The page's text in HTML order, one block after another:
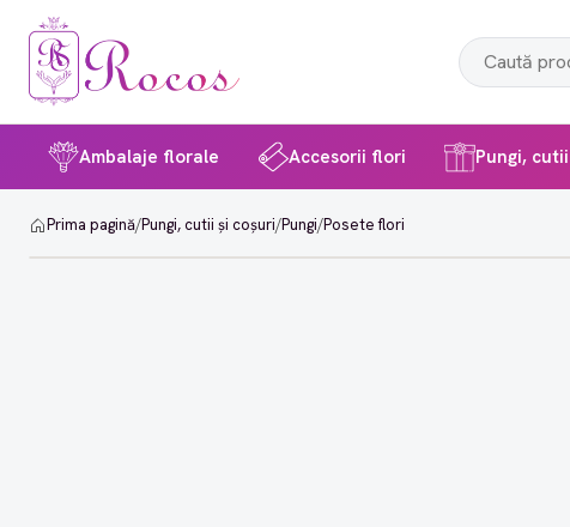
Ambalaje florale Accesorii flori Pungi,
Prima pagină/Pungi, cutii și coșuri/Pungi/Posete flori